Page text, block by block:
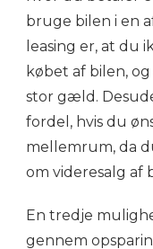
bruge bilen i en
leasing er, at du
købet af bilen,
stor gæld.
fordel, hvis du
mellemrum, da
om videresalg af
En tredje
gennem